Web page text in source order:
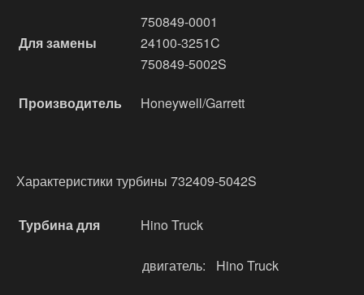
Для замены
750849-0001
24100-3251C
750849-5002S
Производитель Honeywell/Garrett
Характеристики турбины 732409-5042S
Турбина для Hino Truck
двигатель: Hino Truck